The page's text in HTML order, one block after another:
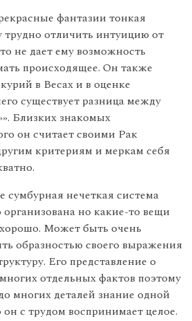
фантазии тонкая
отличить интуицию от
не дает ему возможность
происходящее. Он также
в Весах и в оценке
существует разница между
Близких знакомых
он считает своими Рак
критериям и меркам себя
сумбурная нечеткая система
но какие-то вещи
Может быть очень
образностью своего выражения
Его представление о
отдельных фактов поэтому
многих деталей знание одной
с трудом воспринимает целое.